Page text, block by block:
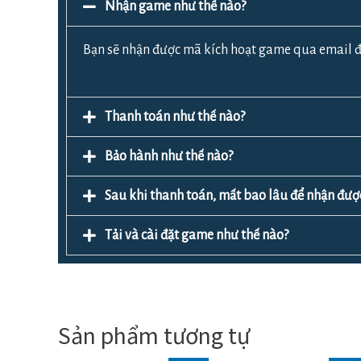
Nhận game như thế nào?
Bạn sẽ nhận được mã kích hoạt game qua email
Thanh toán như thế nào?
Bảo hành như thế nào?
Sau khi thanh toán, mất bao lâu để nhận
Tải và cài đặt game như thế nào?
Sản phẩm tương tự